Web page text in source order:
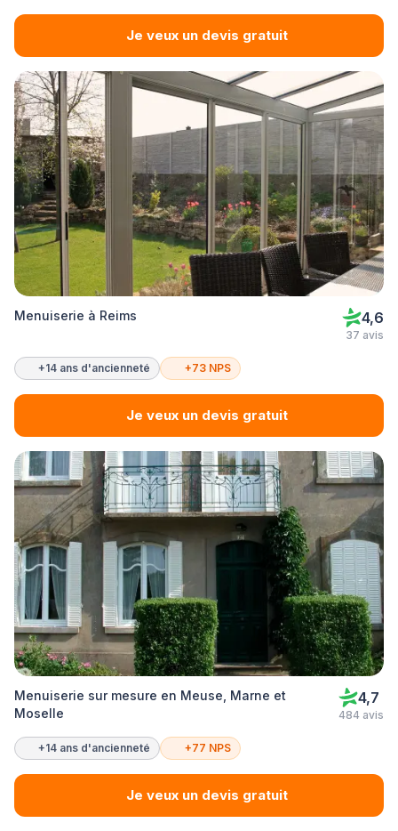
Je veux un devis gratuit
Menuiserie à Reims 4,6
37 avis
+14 ans d'ancienneté +73 NPS
Je veux un devis gratuit
Menuiserie sur mesure en Meuse, Marne et
Moselle
4,7
484 avis
+14 ans d'ancienneté +77 NPS
Je veux un devis gratuit